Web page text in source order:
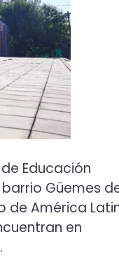
Educación
Güemes
de América
en